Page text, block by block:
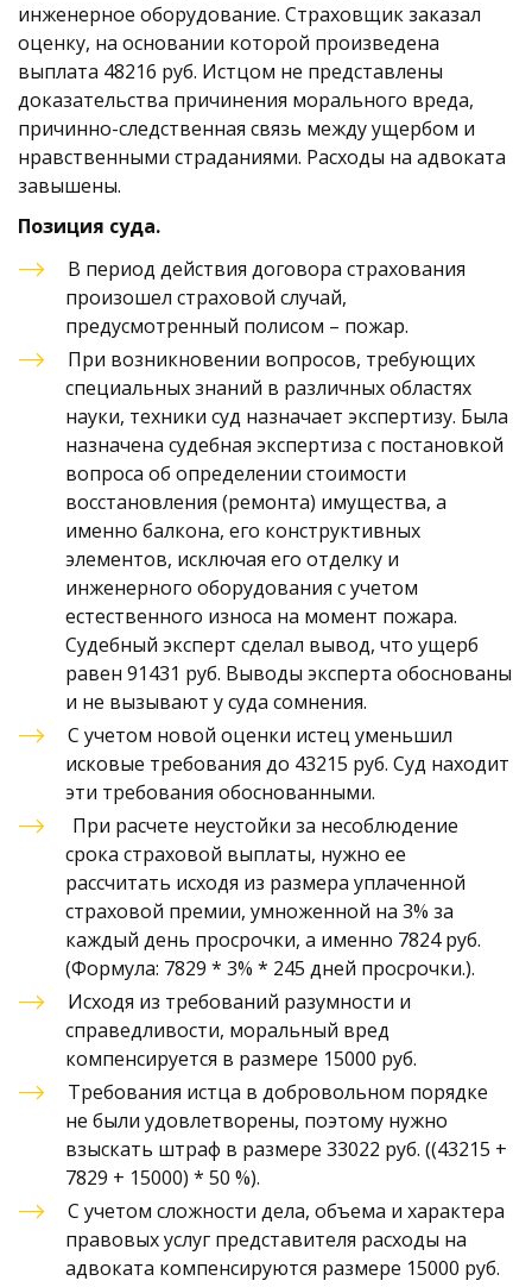
инженерное оборудование. Страховщик заказал
оценку, на основании которой произведена
выплата 48216 руб. Истцом не представлены
доказательства причинения морального вреда,
причинно-следственная связь между ущербом и
нравственными страданиями. Расходы на адвоката
завышены.
Позиция суда.
В период действия договора страхования
произошел страховой случай,
предусмотренный полисом – пожар.
При возникновении вопросов, требующих
специальных знаний в различных областях
науки, техники суд назначает экспертизу. Была
назначена судебная экспертиза с постановкой
вопроса об определении стоимости
восстановления (ремонта) имущества, а
именно балкона, его конструктивных
элементов, исключая его отделку и
инженерного оборудования с учетом
естественного износа на момент пожара.
Судебный эксперт сделал вывод, что ущерб
равен 91431 руб. Выводы эксперта обоснованы
и не вызывают у суда сомнения.
С учетом новой оценки истец уменьшил
исковые требования до 43215 руб. Суд находит
эти требования обоснованными.
При расчете неустойки за несоблюдение
срока страховой выплаты, нужно ее
рассчитать исходя из размера уплаченной
страховой премии, умноженной на 3% за
каждый день просрочки, а именно 7824 руб.
(Формула: 7829 * 3% * 245 дней просрочки.).
Исходя из требований разумности и
справедливости, моральный вред
компенсируется в размере 15000 руб.
Требования истца в добровольном порядке
не были удовлетворены, поэтому нужно
взыскать штраф в размере 33022 руб. ((43215 +
7829 + 15000) * 50 %).
С учетом сложности дела, объема и характера
правовых услуг представителя расходы на
адвоката компенсируются размере 15000 руб.